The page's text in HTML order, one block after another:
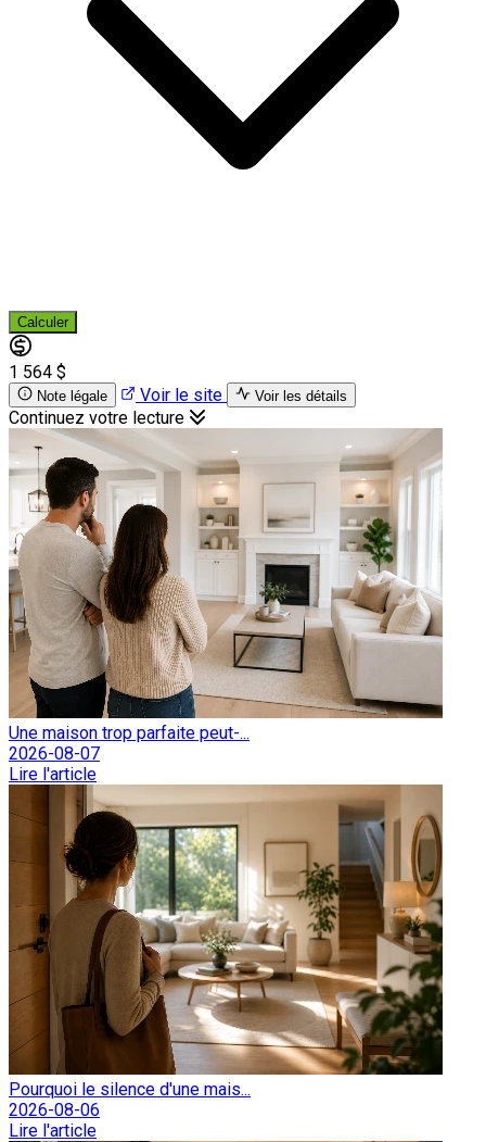
Calculer
1 564 $
Note légale Voir le site Voir les détails
Continuez votre lecture
Une maison trop parfaite peut-...
2026-08-07
Lire l'article
Pourquoi le silence d'une mais...
2026-08-06
Lire l'article